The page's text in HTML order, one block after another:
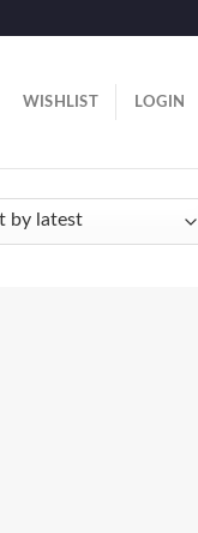
WISHLIST LOGIN